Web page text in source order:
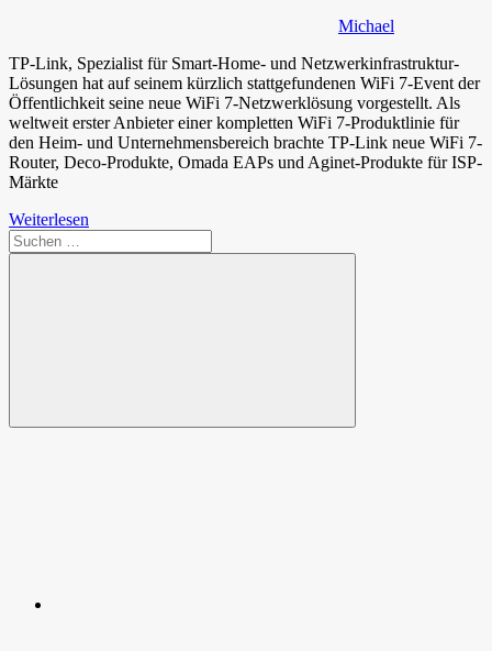
Michael
TP-Link, Spezialist für Smart-Home- und Netzwerkinfrastruktur-
Lösungen hat auf seinem kürzlich stattgefundenen WiFi 7-Event der
Öffentlichkeit seine neue WiFi 7-Netzwerklösung vorgestellt. Als
weltweit erster Anbieter einer kompletten WiFi 7-Produktlinie für
den Heim- und Unternehmensbereich brachte TP-Link neue WiFi 7-
Router, Deco-Produkte, Omada EAPs und Aginet-Produkte für ISP-
Märkte
Weiterlesen
Suchen
nach:
Suchen